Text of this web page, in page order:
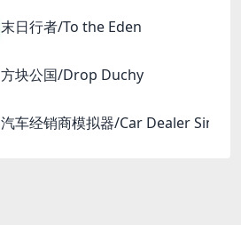
末日行者/To the Eden
方块公国/Drop Duchy
汽车经销商模拟器/Car Dealer